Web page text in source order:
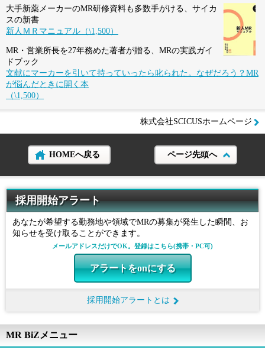
PC版トップへ 閉じる
大手新薬メーカーのMR研修資料も多数手がける、サイカ
スの新書
新人ＭＲマニュアル（\1,500）
MR・営業所長を27年務めた著者が贈る、MRの実践ガイ
ドブック
文献にマーカーを引いて持っていったら叱られた。なぜだろう？MR
が悩んだときに開く本
（\1,500）
株式会社SCICUSホームページ
HOMEへ戻る ページ先頭へ
採用開始アラート
あなたが希望する勤務地や領域でMRの募集が発生した瞬間、お
知らせを受け取ることができます。
メールアドレスだけでOK。登録はこちら(携帯・PC可)
アラートをonにする
採用開始アラートとは
MR BiZメニュー